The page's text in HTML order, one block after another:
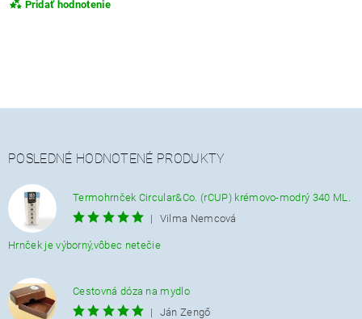
Pridať hodnotenie
POSLEDNÉ HODNOTENÉ PRODUKTY
Termohrnček Circular&Co. (rCUP) krémovo-modrý 340 ML.
|
Vilma Nemcová
Hrnček je výborný,vôbec netečie
Cestovná dóza na mydlo
|
Ján Zengő